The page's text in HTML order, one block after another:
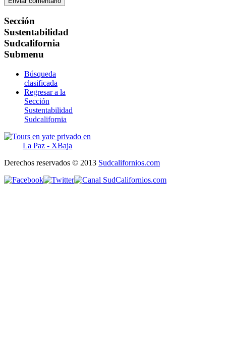
Sección
Sustentabilidad
Sudcalifornia
Submenu
Búsqueda
clasificada
Regresar a la
Sección
Sustentabilidad
Sudcalifornia
Derechos reservados © 2013 Sudcalifornios.com